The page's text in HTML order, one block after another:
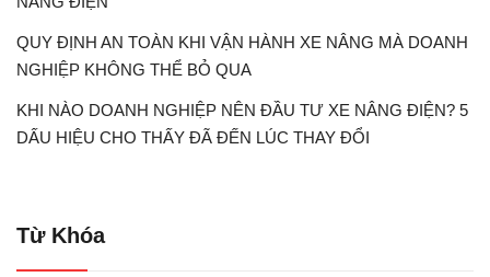
QUY ĐỊNH AN TOÀN KHI VẬN HÀNH XE NÂNG MÀ DOANH
NGHIỆP KHÔNG THỂ BỎ QUA
KHI NÀO DOANH NGHIỆP NÊN ĐẦU TƯ XE NÂNG ĐIỆN? 5
DẤU HIỆU CHO THẤY ĐÃ ĐẾN LÚC THAY ĐỔI
Từ Khóa